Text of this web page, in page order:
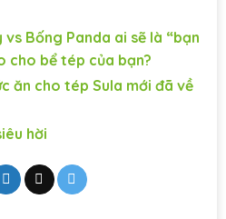
Bống Panda ai sẽ là “bạn
cho bể tép của bạn?
ăn cho tép Sula mới đã về
hời